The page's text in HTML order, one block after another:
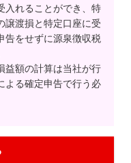
入れることができ、特
譲渡損と特定口座に受
告をせずに源泉徴収税
益額の計算は当社が行
よる確定申告で行う必